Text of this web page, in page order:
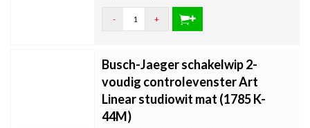
- +
Busch-Jaeger schakelwip 2-
voudig controlevenster Art
Linear studiowit mat (1785 K-
44M)